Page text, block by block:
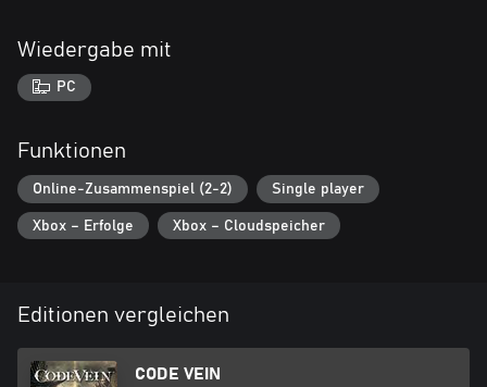
Wiedergabe mit
PC
Funktionen
Online-Zusammenspiel (2-2) Single player
Xbox – Erfolge Xbox – Cloudspeicher
Editionen vergleichen
CODE VEIN